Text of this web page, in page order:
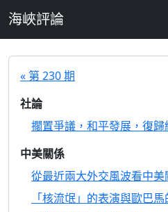
海峽評論
« 第 230 期
社論
擱置爭議，和平發展，復歸
中美關係
從最近兩大外交風波看中
「核流氓」的表演與歐巴馬